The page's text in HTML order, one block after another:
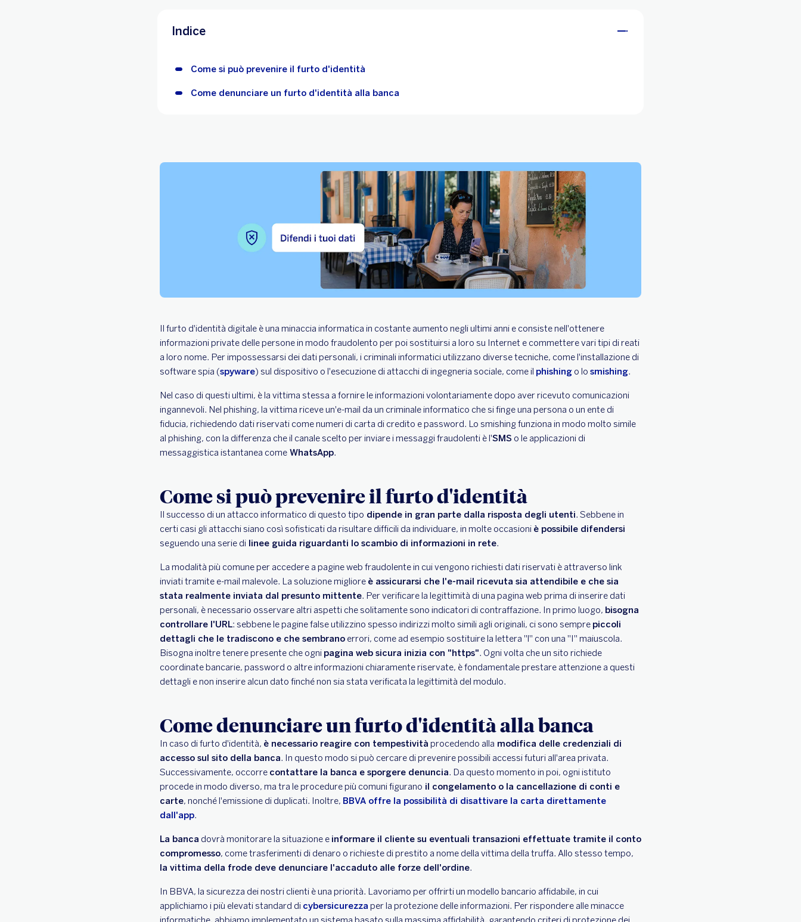
Indice
Come si può prevenire il furto d'identità
Come denunciare un furto d'identità alla banca
Il furto d'identità digitale è una minaccia informatica in costante aumento negli ultimi anni e consiste nell'ottenere
informazioni private delle persone in modo fraudolento per poi sostituirsi a loro su Internet e commettere vari tipi di reati
a loro nome. Per impossessarsi dei dati personali, i criminali informatici utilizzano diverse tecniche, come l'installazione di
software spia (spyware) sul dispositivo o l'esecuzione di attacchi di ingegneria sociale, come il phishing o lo smishing.
Nel caso di questi ultimi, è la vittima stessa a fornire le informazioni volontariamente dopo aver ricevuto comunicazioni
ingannevoli. Nel phishing, la vittima riceve un'e-mail da un criminale informatico che si finge una persona o un ente di
fiducia, richiedendo dati riservati come numeri di carta di credito e password. Lo smishing funziona in modo molto simile
al phishing, con la differenza che il canale scelto per inviare i messaggi fraudolenti è l'SMS o le applicazioni di
messaggistica istantanea come WhatsApp.
Come si può prevenire il furto d'identità
Il successo di un attacco informatico di questo tipo dipende in gran parte dalla risposta degli utenti. Sebbene in
certi casi gli attacchi siano così sofisticati da risultare difficili da individuare, in molte occasioni è possibile difendersi
seguendo una serie di linee guida riguardanti lo scambio di informazioni in rete.
La modalità più comune per accedere a pagine web fraudolente in cui vengono richiesti dati riservati è attraverso link
inviati tramite e-mail malevole. La soluzione migliore è assicurarsi che l'e-mail ricevuta sia attendibile e che sia
stata realmente inviata dal presunto mittente. Per verificare la legittimità di una pagina web prima di inserire dati
personali, è necessario osservare altri aspetti che solitamente sono indicatori di contraffazione. In primo luogo, bisogna
controllare l'URL: sebbene le pagine false utilizzino spesso indirizzi molto simili agli originali, ci sono sempre piccoli
dettagli che le tradiscono e che sembrano errori, come ad esempio sostituire la lettera "l" con una "I" maiuscola.
Bisogna inoltre tenere presente che ogni pagina web sicura inizia con "https". Ogni volta che un sito richiede
coordinate bancarie, password o altre informazioni chiaramente riservate, è fondamentale prestare attenzione a questi
dettagli e non inserire alcun dato finché non sia stata verificata la legittimità del modulo.
Come denunciare un furto d'identità alla banca
In caso di furto d'identità, è necessario reagire con tempestività procedendo alla modifica delle credenziali di
accesso sul sito della banca. In questo modo si può cercare di prevenire possibili accessi futuri all'area privata.
Successivamente, occorre contattare la banca e sporgere denuncia. Da questo momento in poi, ogni istituto
procede in modo diverso, ma tra le procedure più comuni figurano il congelamento o la cancellazione di conti e
carte, nonché l'emissione di duplicati. Inoltre, BBVA offre la possibilità di disattivare la carta direttamente
dall'app.
La banca dovrà monitorare la situazione e informare il cliente su eventuali transazioni effettuate tramite il conto
compromesso, come trasferimenti di denaro o richieste di prestito a nome della vittima della truffa. Allo stesso tempo,
la vittima della frode deve denunciare l'accaduto alle forze dell'ordine.
In BBVA, la sicurezza dei nostri clienti è una priorità. Lavoriamo per offrirti un modello bancario affidabile, in cui
applichiamo i più elevati standard di cybersicurezza per la protezione delle informazioni. Per rispondere alle minacce